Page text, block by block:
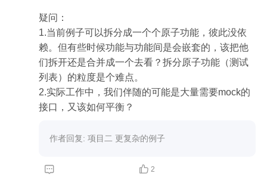
拆分这项能力——解决测试从哪来的问题
3. 为什么一定要先看到红灯?
1) 测试的正确性如何保证?你不可能再为测试写测
试,你需要看到测试以你预期的方式失败!
2) 如果你没看到红灯,要么测试有问题,要么代码已
提前实现(推荐把代码改错,强制看到红灯)
试就是那个“终”帮助确定产品代码缺少当前失败测
4) 此阶段的目标:确定“终”后需努力不落空!
疑问：
1.当前例子可以拆分成一个个原子功能，彼此没依
赖。但有些时候功能与功能间是会嵌套的，该把他
们拆开还是合并成一个去看？拆分原子功能（测试
列表）的粒度是个难点。
2.实际工作中，我们伴随的可能是大量需要mock的
接口，又该如何平衡？
作者回复: 项目二 更复杂的例子
  2